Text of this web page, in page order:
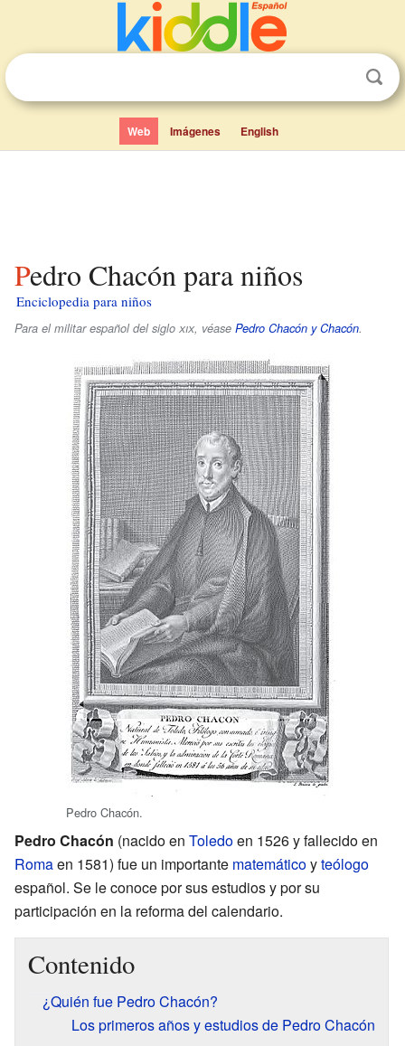
Web Imágenes English
Pedro Chacón para niños
Enciclopedia para niños
Para el militar español del siglo xix, véase Pedro Chacón y Chacón.
Pedro Chacón.
Pedro Chacón (nacido en Toledoen 1526 y fallecido en
Romaen 1581) fue un importante matemáticoyteólogo
español. Se le conoce por sus estudios y por su
participación en la reforma del calendario.
Contenido
¿Quién fue Pedro Chacón?
Los primeros años y estudios de Pedro Chacón